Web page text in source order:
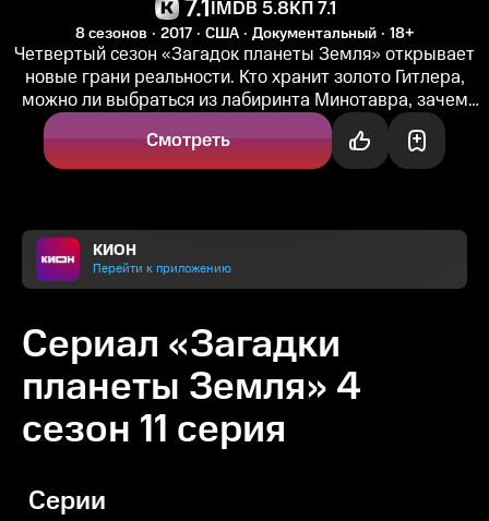
7.1IMDB 5.8КП 7.1
8 сезонов 2017 США Документальный 18+
Четвертый сезон «Загадок планеты Земля» открывает
новые грани реальности. Кто хранит золото Гитлера,
можно ли выбраться из лабиринта Минотавра, зачем
авантюристы ищут...
Смотреть
КИОН
Перейти к приложению
Сериал «Загадки
планеты Земля» 4
сезон 11 серия
Серии